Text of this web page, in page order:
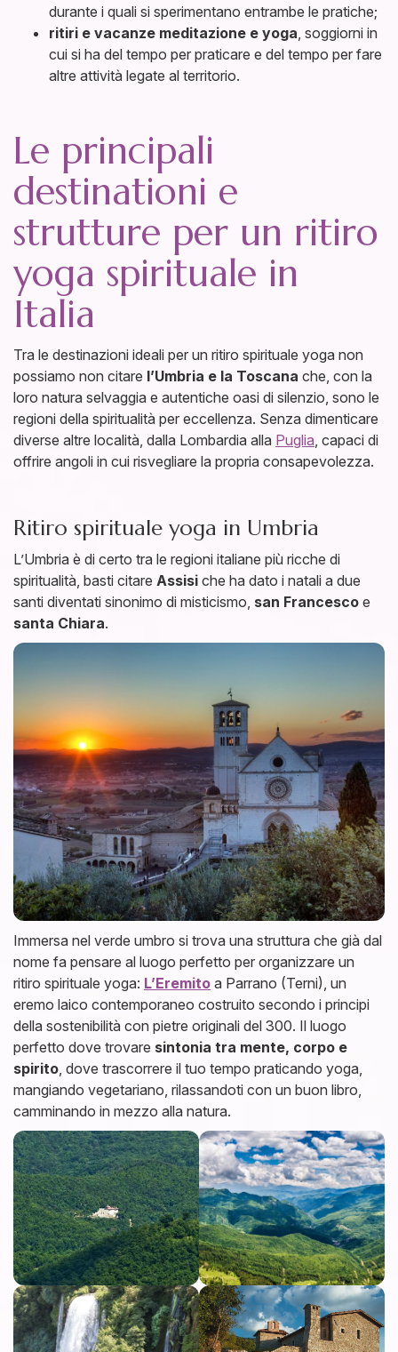
durante i quali si sperimentano entrambe le pratiche;
ritiri e vacanze meditazione e yoga , soggiorni in
cui si ha del tempo per praticare e del tempo per fare
altre attività legate al territorio.
Le principali
destinationi e
strutture per un ritiro
yoga spirituale in
Italia
Tra le destinazioni ideali per un ritiro spirituale yoga non
possiamo non citare l’Umbria e la Toscana che, con la
loro natura selvaggia e autentiche oasi di silenzio, sono le
regioni della spiritualità per eccellenza. Senza dimenticare
diverse altre località, dalla Lombardia alla Puglia , capaci di
offrire angoli in cui risvegliare la propria consapevolezza.
Ritiro spirituale yoga in Umbria
L’Umbria è di certo tra le regioni italiane più ricche di
spiritualità, basti citare Assisi che ha dato i natali a due
santi diventati sinonimo di misticismo, san Francesco e
santa Chiara.
Immersa nel verde umbro si trova una struttura che già dal
nome fa pensare al luogo perfetto per organizzare un
ritiro spirituale yoga: L’Eremito a Parrano (Terni), un
eremo laico contemporaneo costruito secondo i principi
della sostenibilità con pietre originali del 300. Il luogo
perfetto dove trovare sintonia tra mente, corpo e
spirito, dove trascorrere il tuo tempo praticando yoga,
mangiando vegetariano, rilassandoti con un buon libro,
camminando in mezzo alla natura.